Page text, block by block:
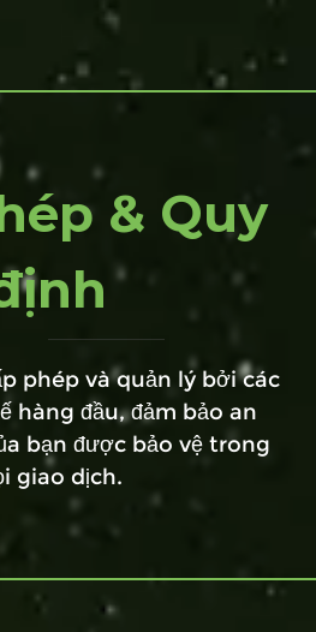
& Quy
phép và quản lý bởi các
hàng đầu, đảm bảo an
bạn được bảo vệ trong
giao dịch.